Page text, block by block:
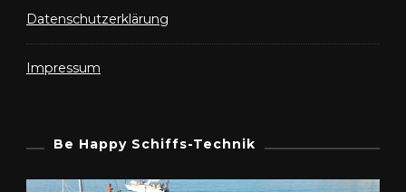
Datenschutzerklärung
Impressum
Be Happy Schiffs-Technik